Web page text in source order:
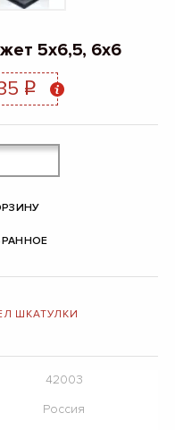
5х6,5, 6х6
q
ШКАТУЛКИ
42003
Россия